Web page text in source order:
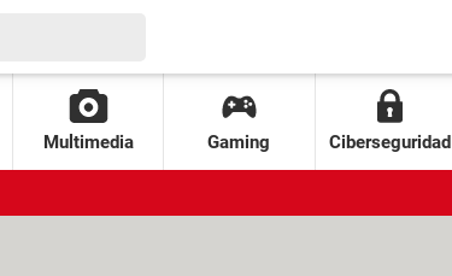
Multimedia Gaming Ciberseguridad